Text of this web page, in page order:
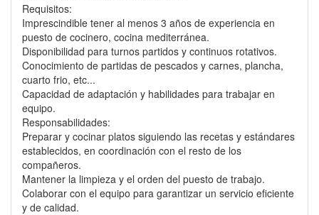
Requisitos:
Imprescindible tener al menos 3 años de experiencia en
puesto de cocinero, cocina mediterránea.
Disponibilidad para turnos partidos y continuos rotativos.
Conocimiento de partidas de pescados y carnes, plancha,
cuarto frio, etc...
Capacidad de adaptación y habilidades para trabajar en
equipo.
Responsabilidades:
Preparar y cocinar platos siguiendo las recetas y estándares
establecidos, en coordinación con el resto de los
compañeros.
Mantener la limpieza y el orden del puesto de trabajo.
Colaborar con el equipo para garantizar un servicio eficiente
y de calidad.